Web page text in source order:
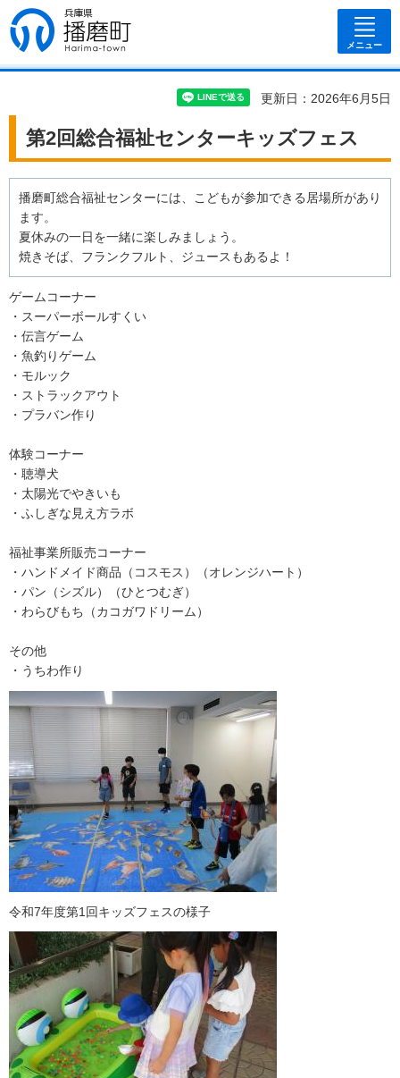
兵庫県 播磨
町
メニュー
更新日：2026年6月5日
第2回総合福祉センターキッズフェス
播磨町総合福祉センターには、こどもが参加できる居場所があり
ます。
夏休みの一日を一緒に楽しみましょう。
焼きそば、フランクフルト、ジュースもあるよ！
ゲームコーナー
・スーパーボールすくい
・伝言ゲーム
・魚釣りゲーム
・モルック
・ストラックアウト
・プラバン作り
体験コーナー
・聴導犬
・太陽光でやきいも
・ふしぎな見え方ラボ
福祉事業所販売コーナー
・ハンドメイド商品（コスモス）（オレンジハート）
・パン（シズル）（ひとつむぎ）
・わらびもち（カコガワドリーム）
その他
・うちわ作り
令和7年度第1回キッズフェスの様子